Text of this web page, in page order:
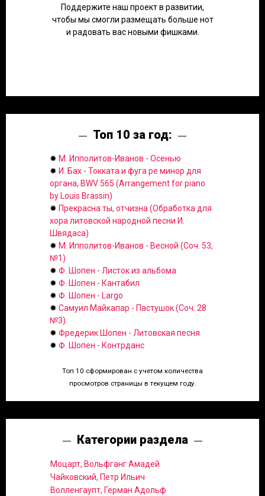
Поддержите наш проект в развитии,
чтобы мы смогли размещать больше нот
и радовать вас новыми фишками.
Топ 10 за год:
✹ М. Ипполитов-Иванов - Осенью
✹ И. Бах - Токката и фуга ре минор для
органа, BWV 565 (Arrangement for piano
by Louis Brassin)
✹ Прекрасна ты, отчизна (Обработка для
хора литовской народной песни И.
Швядаса)
✹ М. Ипполитов-Иванов - Весной (Соч. 53,
№1)
✹ Ф. Шопен - Листок из альбома
✹ Ф. Шопен - Кантабил
✹ Ф. Шопен - Largo
✹ Самуил Майкапар - Пастушок (Соч. 28
№3)
✹ Фредерик Шопен - Литовская песня
✹ Ф. Шопен - Контрданс
Топ 10 сформирован с учетом количества
просмотров страницы в текущем году.
Категории раздела
Моцарт, Вольфганг Амадей
Чайковский, Петр Ильич
Волленгаупт, Герман Адольф